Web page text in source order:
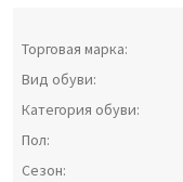
Торговая марка:
Вид обуви:
Категория обуви:
Пол:
Сезон: